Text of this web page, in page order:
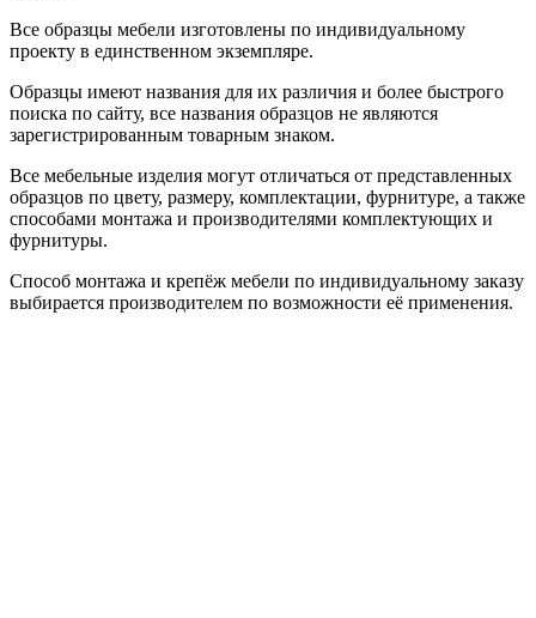
Все образцы мебели изготовлены по индивидуальному
проекту в единственном экземпляре.
Образцы имеют названия для их различия и более быстрого
поиска по сайту, все названия образцов не являются
зарегистрированным товарным знаком.
Все мебельные изделия могут отличаться от представленных
образцов по цвету, размеру, комплектации, фурнитуре, а также
способами монтажа и производителями комплектующих и
фурнитуры.
Способ монтажа и крепёж мебели по индивидуальному заказу
выбирается производителем по возможности её применения.